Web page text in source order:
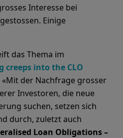
Interesse bei
Einige
das Thema im
into the CLO
der Nachfrage grosser
Investoren, die neue
suchen, setzen sich
durch, zuletzt auch
Loan Obligations –